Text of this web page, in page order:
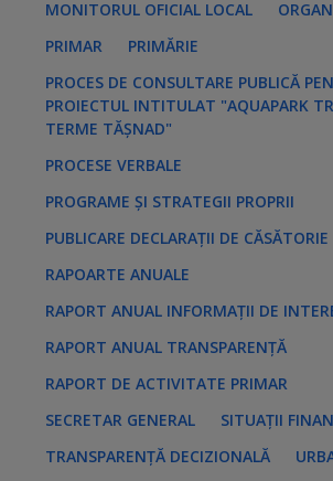
MONITORUL OFICIAL LOCAL
PRIMAR
PRIMĂRIE
PROCES DE CONSULTARE PUBLICĂ
PROIECTUL INTITULAT "AQUAPARK
TERME TĂȘNAD"
PROCESE VERBALE
PROGRAME ȘI STRATEGII PROPRII
PUBLICARE DECLARAȚII DE CĂSĂTORIE
RAPOARTE ANUALE
RAPORT ANUAL INFORMAȚII DE
RAPORT ANUAL TRANSPARENȚĂ
RAPORT DE ACTIVITATE PRIMAR
SECRETAR GENERAL
SITUAȚII
TRANSPARENȚĂ DECIZIONALĂ